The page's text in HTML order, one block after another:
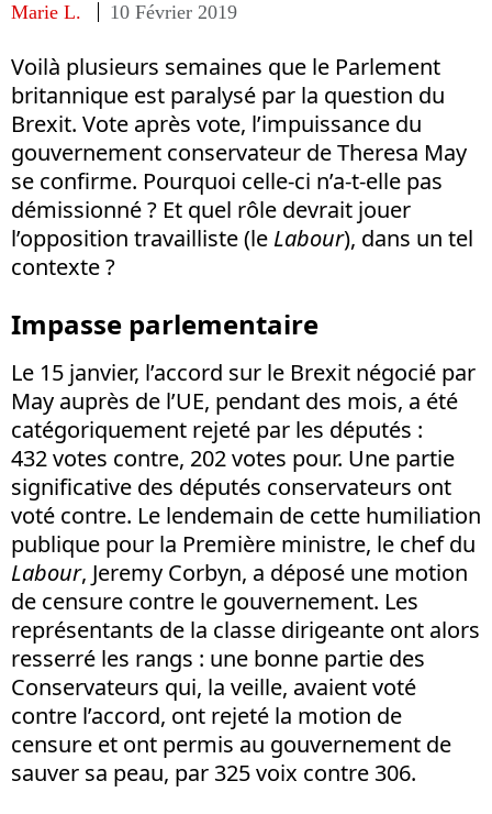
Marie L. 10 Février 2019
Voilà plusieurs semaines que le Parlement
britannique est paralysé par la question du
Brexit. Vote après vote, l’impuissance du
gouvernement conservateur de Theresa May
se confirme. Pourquoi celle-ci n’a-t-elle pas
démissionné ? Et quel rôle devrait jouer
l’opposition travailliste (le Labour), dans un tel
contexte ?
Impasse parlementaire
Le 15 janvier, l’accord sur le Brexit négocié par
May auprès de l’UE, pendant des mois, a été
catégoriquement rejeté par les députés :
432 votes contre, 202 votes pour. Une partie
significative des députés conservateurs ont
voté contre. Le lendemain de cette humiliation
publique pour la Première ministre, le chef du
Labour, Jeremy Corbyn, a déposé une motion
de censure contre le gouvernement. Les
représentants de la classe dirigeante ont alors
resserré les rangs : une bonne partie des
Conservateurs qui, la veille, avaient voté
contre l’accord, ont rejeté la motion de
censure et ont permis au gouvernement de
sauver sa peau, par 325 voix contre 306.